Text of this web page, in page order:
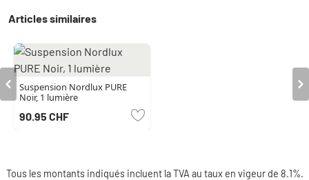
Articles similaires
Suspension Nordlux PURE
Noir, 1 lumière
90.95 CHF
Tous les montants indiqués incluent la TVA au taux en vigeur de 8.1%.